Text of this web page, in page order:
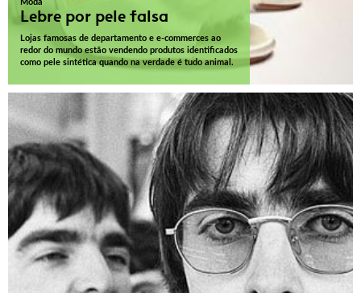
Moda
Lebre por pele falsa
Lojas famosas de departamento e e-commerces ao
redor do mundo estão vendendo produtos identificados
como pele sintética quando na verdade é tudo animal.